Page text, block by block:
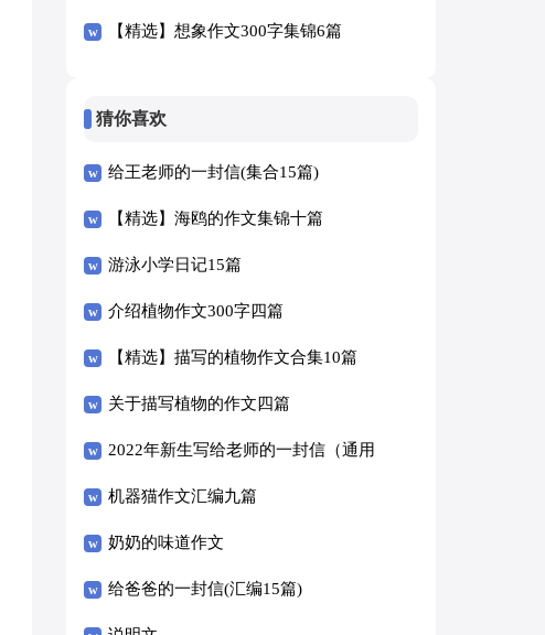
【精选】想象作文300字集锦6篇
猜你喜欢
给王老师的一封信(集合15篇)
【精选】海鸥的作文集锦十篇
游泳小学日记15篇
介绍植物作文300字四篇
【精选】描写的植物作文合集10篇
关于描写植物的作文四篇
2022年新生写给老师的一封信（通用
8篇）
机器猫作文汇编九篇
奶奶的味道作文
给爸爸的一封信(汇编15篇)